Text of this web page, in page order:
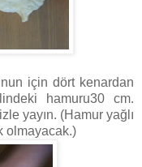
için dört kenardan
hamuru30 cm.
yayın. (Hamur yağlı
olmayacak.)